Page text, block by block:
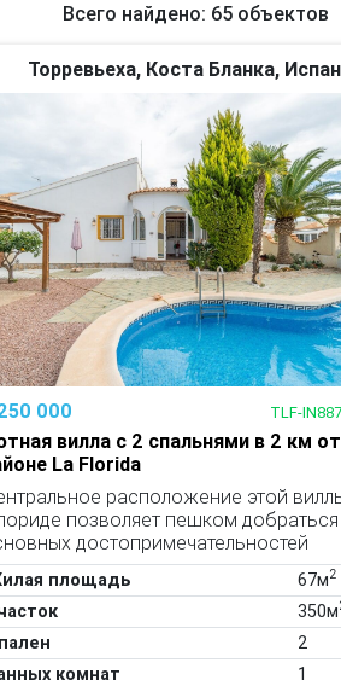
Всего найдено: 65 объектов
Торревьеха, Коста Бланка,
000 TLF-
вилла с 2 спальнями в 2 км
La Florida
расположение этой
позволяет пешком
достопримечательностей
площадь 67м2
350м
2
комнат
1